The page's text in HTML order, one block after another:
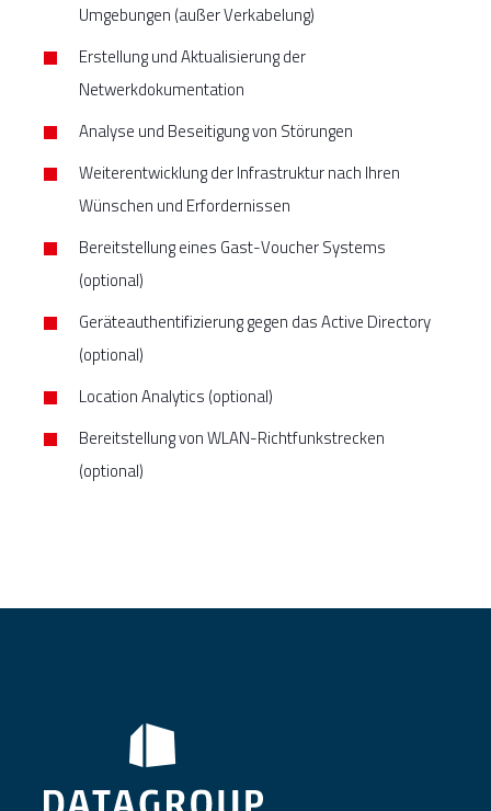
Umgebungen (außer Verkabelung)
Erstellung und Aktualisierung der
Netwerkdokumentation
Analyse und Beseitigung von Störungen
Weiterentwicklung der Infrastruktur nach Ihren
Wünschen und Erfordernissen
Bereitstellung eines Gast-Voucher Systems
(optional)
Geräteauthentifizierung gegen das Active Directory
(optional)
Location Analytics (optional)
Bereitstellung von WLAN-Richtfunkstrecken
(optional)